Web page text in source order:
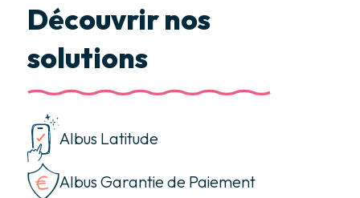
Découvrir nos
solutions
Albus Latitude
Albus Garantie de Paiement